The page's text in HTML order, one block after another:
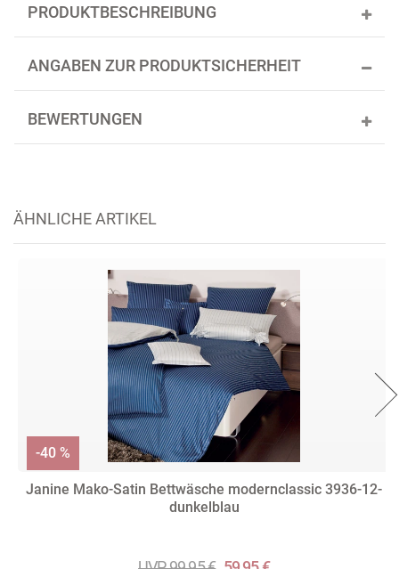
PRODUKTBESCHREIBUNG
ANGABEN ZUR PRODUKTSICHERHEIT
BEWERTUNGEN
ÄHNLICHE ARTIKEL
Janine Mako-Satin Bettwäsche modernclassic 3936-12-
dunkelblau
-40 %